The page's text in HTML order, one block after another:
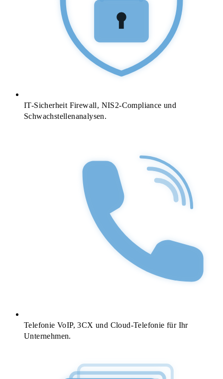
IT-Sicherheit Firewall, NIS2-Compliance und
Schwachstellenanalysen.
TelefonieVoIP, 3CX und Cloud-Telefonie für Ihr
Unternehmen.